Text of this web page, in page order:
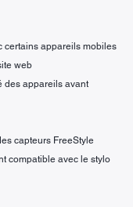
certains appareils mobiles
web
des appareils avant
capteurs FreeStyle
compatible avec le stylo